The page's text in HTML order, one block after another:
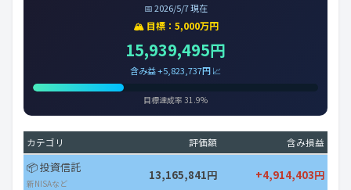
📅 2026/5/7 現在
🏔️ 目標：5,000万円
15,939,495円
含み益 +5,823,737円 📈
目標達成率 31.9%
カテゴリ 評価額 含み損益
📦 投資信託
新NISAなど
13,165,841円 +4,914,403円